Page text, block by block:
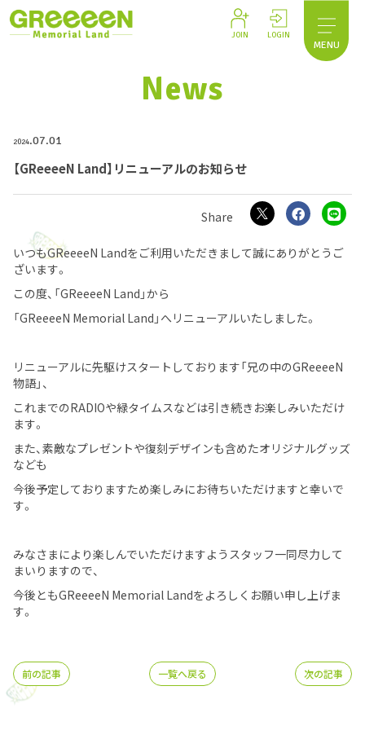
JOIN LOGIN
MENU
News
【GReeeeN Land】リニューアルのお知らせ
2024 07 01
いつもGReeeeN Landをご利用いただきまして誠にありがとうご
ざいます。
この度、「GReeeeN Land」から
「GReeeeN Memorial Land」へリニューアルいたしました。
リニューアルに先駆けスタートしております「兄の中のGReeeeN
物語」、
これまでのRADIOや緑タイムスなどは引き続きお楽しみいただけ
ます。
また、素敵なプレゼントや復刻デザインも含めたオリジナルグッズ
なども
今後予定しておりますため楽しみにお待ちいただけますと幸いで
す。
みなさまにより楽しんでいただけますようスタッフ一同尽力して
まいりますので、
今後ともGReeeeN Memorial Landをよろしくお願い申し上げま
す。
次の記事
一覧へ戻る
前の記事